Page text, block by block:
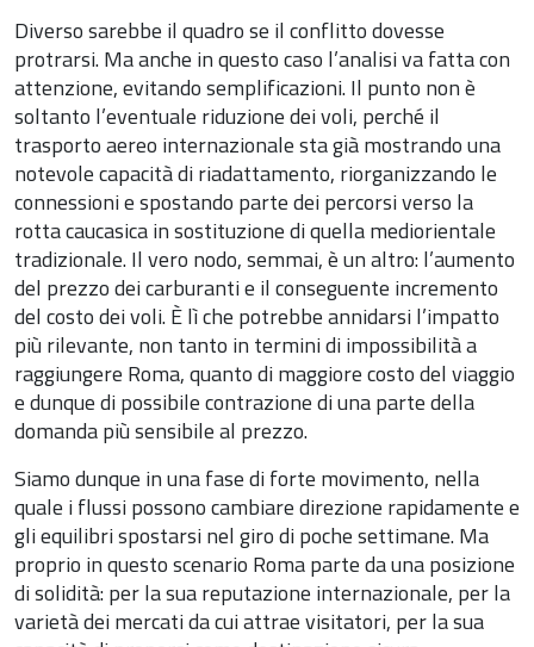
Diverso sarebbe il quadro se il conflitto dovesse
protrarsi. Ma anche in questo caso l’analisi va fatta con
attenzione, evitando semplificazioni. Il punto non è
soltanto l’eventuale riduzione dei voli, perché il
trasporto aereo internazionale sta già mostrando una
notevole capacità di riadattamento, riorganizzando le
connessioni e spostando parte dei percorsi verso la
rotta caucasica in sostituzione di quella mediorientale
tradizionale. Il vero nodo, semmai, è un altro: l’aumento
del prezzo dei carburanti e il conseguente incremento
del costo dei voli. È lì che potrebbe annidarsi l’impatto
più rilevante, non tanto in termini di impossibilità a
raggiungere Roma, quanto di maggiore costo del viaggio
e dunque di possibile contrazione di una parte della
domanda più sensibile al prezzo.
Siamo dunque in una fase di forte movimento, nella
quale i flussi possono cambiare direzione rapidamente e
gli equilibri spostarsi nel giro di poche settimane. Ma
proprio in questo scenario Roma parte da una posizione
di solidità: per la sua reputazione internazionale, per la
varietà dei mercati da cui attrae visitatori, per la sua